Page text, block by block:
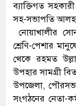
ব্যাক্তিগত
সহ-সভাপতি
নোয়াখালীর
শ্রেণি-পেশার
থেকে রহমত
উপহার সামগ্রী
উপজেলা,
সংগঠনের নেতা-